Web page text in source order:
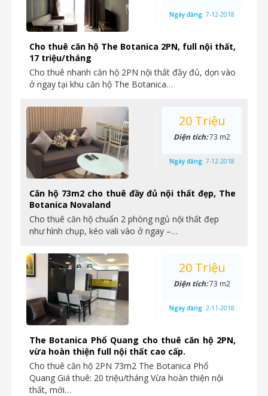
Cho thuê căn hộ The Botanica 2PN, full nội thất,
17 triệu/tháng
Cho thuê nhanh căn hộ 2PN nội thất đầy đủ, dọn vào
ở ngay tại khu căn hộ The Botanica…
Ngày đăng: 7-12-2018
Căn hộ 73m2 cho thuê đầy đủ nội thất đẹp, The
Botanica Novaland
Cho thuê căn hộ chuẩn 2 phòng ngủ nội thất đẹp
như hình chụp, kéo vali vào ở ngay –…
20 Triệu
Diện tích:73 m2
Ngày đăng: 7-12-2018
The Botanica Phổ Quang cho thuê căn hộ 2PN,
vừa hoàn thiện full nội thất cao cấp.
Cho thuê căn hộ 2PN 73m2 The Botanica Phổ
Quang Giá thuê: 20 triệu/tháng Vừa hoàn thiện nội
thất, mới…
20 Triệu
Diện tích:73 m2
Ngày đăng: 2-11-2018